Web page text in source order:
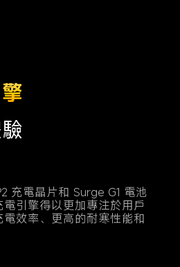
充電晶片和 Surge G1 電池
引擎得以更加專注於用戶
效率、更高的耐寒性能和